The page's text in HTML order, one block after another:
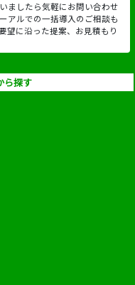
ましたら気軽にお問い合わせ
アルでの一括導入のご相談も
望に沿った提案、お見積もり
ら探す